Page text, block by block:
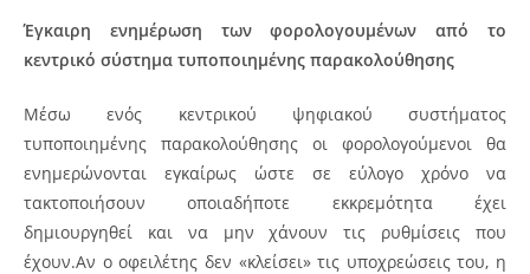
Έγκαιρη ενημέρωση των φορολογουμένων από το
κεντρικό σύστημα τυποποιημένης παρακολούθησης
Μέσω ενός κεντρικού ψηφιακού συστήματος
τυποποιημένης παρακολούθησης οι φορολογούμενοι θα
ενημερώνονται εγκαίρως ώστε σε εύλογο χρόνο να
τακτοποιήσουν οποιαδήποτε εκκρεμότητα έχει
δημιουργηθεί και να μην χάνουν τις ρυθμίσεις που
έχουν.Αν ο οφειλέτης δεν «κλείσει» τις υποχρεώσεις του, η